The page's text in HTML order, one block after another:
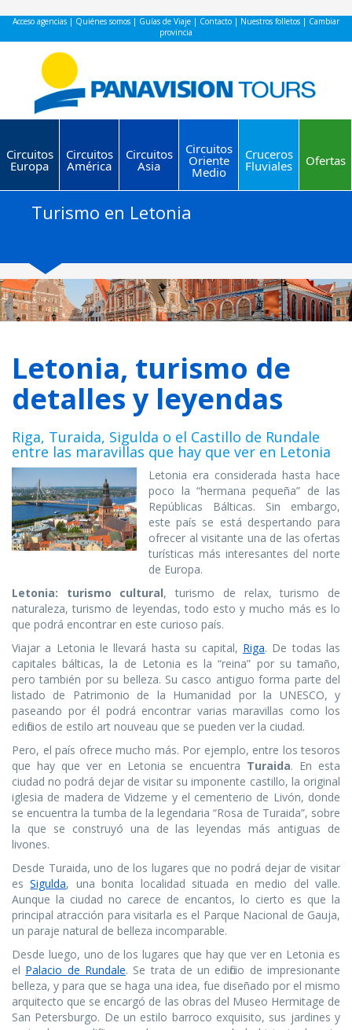
Acceso agencias | Quiénes somos | Guías de Viaje | Contacto | Nuestros folletos | Cambiar
provincia
Circuitos
Europa
Circuitos
América
Circuitos
Asia
Circuitos
Oriente
Medio
Cruceros
Fluviales Ofertas
Turismo en Letonia
Letonia, turismo de
detalles y leyendas
Riga, Turaida, Sigulda o el Castillo de Rundale
entre las maravillas que hay que ver en Letonia
Letonia era considerada hasta hace
poco la “hermana pequeña” de las
Repúblicas Bálticas. Sin embargo,
este país se está despertando para
ofrecer al visitante una de las ofertas
turísticas más interesantes del norte
de Europa.
Letonia: turismo cultural, turismo de relax, turismo de
naturaleza, turismo de leyendas, todo esto y mucho más es lo
que podrá encontrar en este curioso país.
Viajar a Letonia le llevará hasta su capital, Riga. De todas las
capitales bálticas, la de Letonia es la “reina” por su tamaño,
pero también por su belleza. Su casco antiguo forma parte del
listado de Patrimonio de la Humanidad por la UNESCO, y
paseando por él podrá encontrar varias maravillas como los
edificios de estilo art nouveau que se pueden ver la ciudad.
Pero, el país ofrece mucho más. Por ejemplo, entre los tesoros
que hay que ver en Letonia se encuentra Turaida. En esta
ciudad no podrá dejar de visitar su imponente castillo, la original
iglesia de madera de Vidzeme y el cementerio de Livón, donde
se encuentra la tumba de la legendaria “Rosa de Turaida”, sobre
la que se construyó una de las leyendas más antiguas de
livones.
Desde Turaida, uno de los lugares que no podrá dejar de visitar
esSigulda, una bonita localidad situada en medio del valle.
Aunque la ciudad no carece de encantos, lo cierto es que la
principal atracción para visitarla es el Parque Nacional de Gauja,
un paraje natural de belleza incomparable.
Desde luego, uno de los lugares que hay que ver en Letonia es
el Palacio de Rundale. Se trata de un edificio de impresionante
belleza, y para que se haga una idea, fue diseñado por el mismo
arquitecto que se encargó de las obras del Museo Hermitage de
San Petersburgo. De un estilo barroco exquisito, sus jardines y